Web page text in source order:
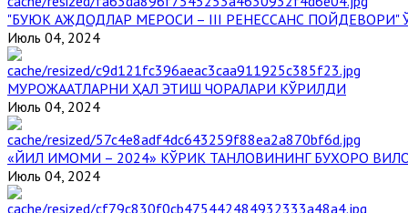
"БУЮК АЖДОДЛАР МЕРОСИ – III РЕНЕССАНС
Июль 04, 2024
МУРОЖААТЛАРНИ ҲАЛ ЭТИШ ЧОРАЛАРИ КЎРИЛДИ
Июль 04, 2024
«ЙИЛ ИМОМИ – 2024» КЎРИК ТАНЛОВИНИНГ БУХОРО
Июль 04, 2024